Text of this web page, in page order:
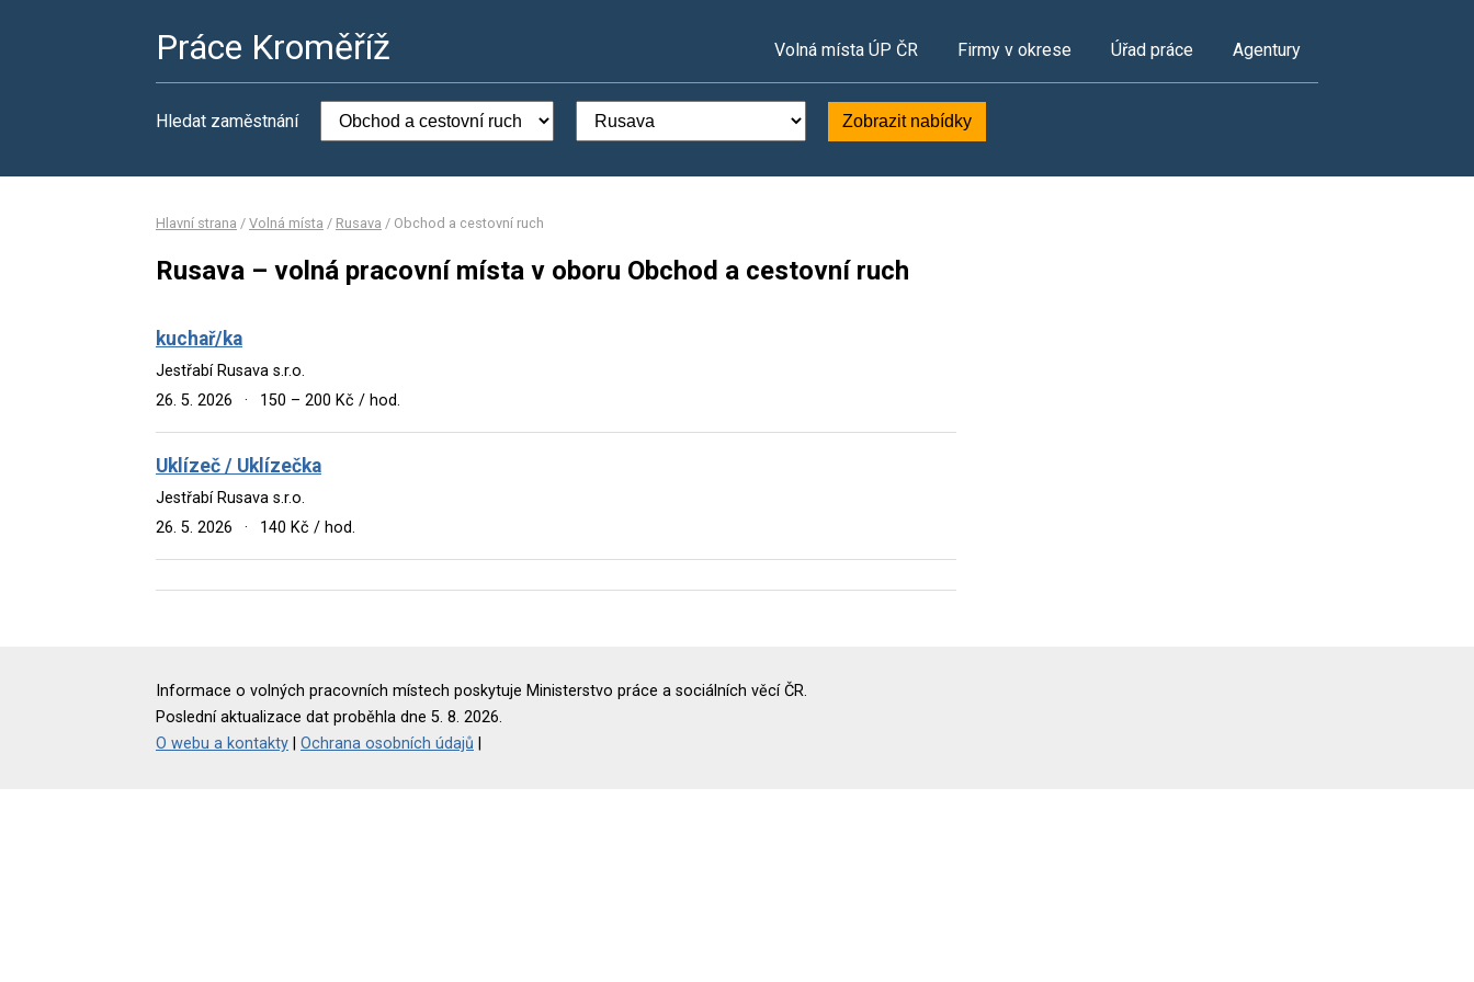
Práce Kroměříž Volná místa ÚP ČR Firmy v okrese Úřad práce Agentury
Hledat zaměstnání Zobrazit nabídky
Hlavní strana / Volná místa / Rusava / Obchod a cestovní ruch
Rusava – volná pracovní místa v oboru Obchod a cestovní ruch
kuchař/ka
Jestřabí Rusava s.r.o.
26. 5. 2026
· 150 – 200 Kč / hod.
Uklízeč / Uklízečka
Jestřabí Rusava s.r.o.
26. 5. 2026
· 140 Kč / hod.
Informace o volných pracovních místech poskytuje Ministerstvo práce a sociálních věcí ČR.
Poslední aktualizace dat proběhla dne 5. 8. 2026.
O webu a kontakty
Ochrana osobních údajů